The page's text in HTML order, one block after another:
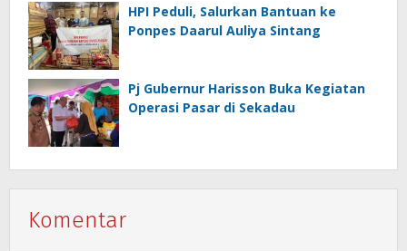
HPI Peduli, Salurkan Bantuan ke
Ponpes Daarul Auliya Sintang
Pj Gubernur Harisson Buka Kegiatan
Operasi Pasar di Sekadau
Komentar